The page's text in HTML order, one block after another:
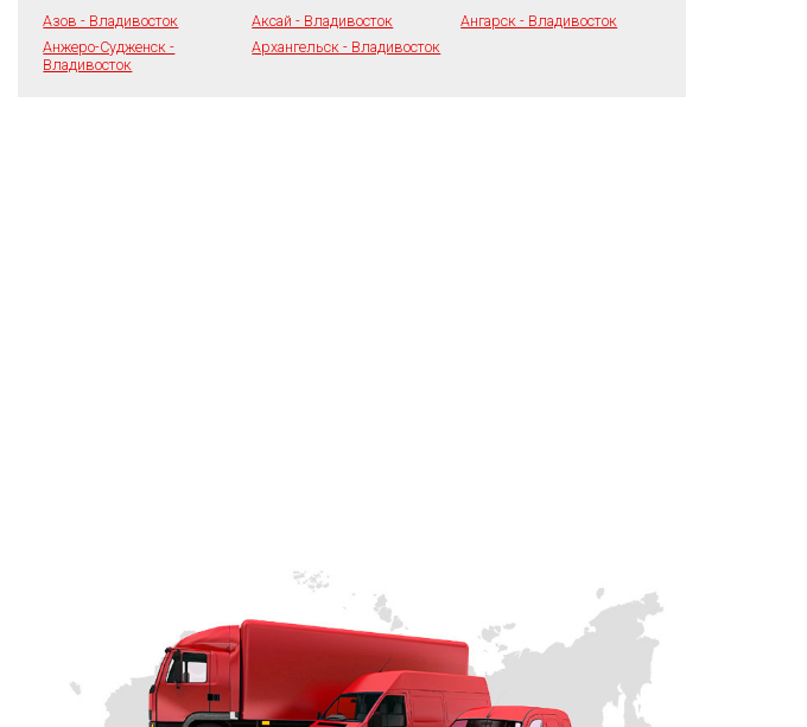
Азов - Владивосток Аксай - Владивосток
Ангарск - Владивосток
Анжеро-Судженск -
Владивосток
Архангельск - Владивосток